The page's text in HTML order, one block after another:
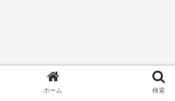
ホーム 検索